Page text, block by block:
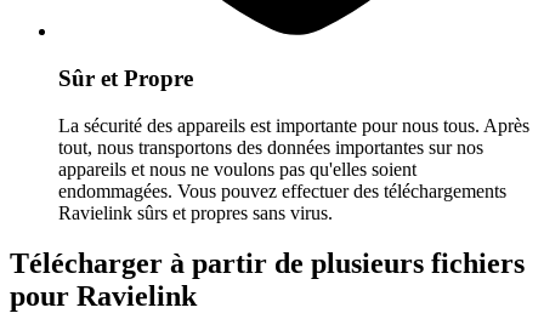
Sûr et Propre
La sécurité des appareils est importante pour nous tous. Après
tout, nous transportons des données importantes sur nos
appareils et nous ne voulons pas qu'elles soient
endommagées. Vous pouvez effectuer des téléchargements
Ravielink sûrs et propres sans virus.
Télécharger à partir de plusieurs fichiers
pour Ravielink